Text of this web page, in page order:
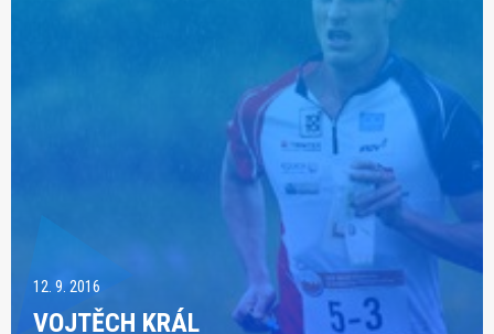
12. 9. 2016
VOJTĚCH KRÁL